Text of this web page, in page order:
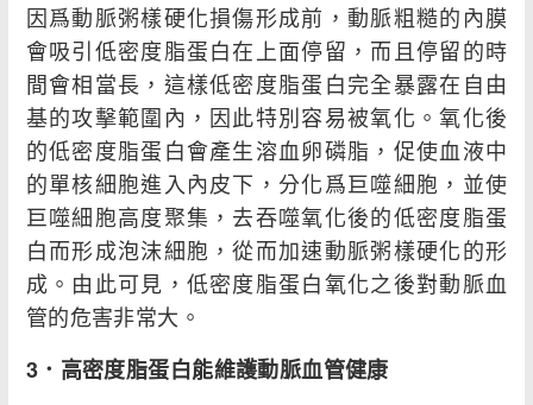
因爲動脈粥樣硬化損傷形成前，動脈粗糙的內膜
會吸引低密度脂蛋白在上面停留，而且停留的時
間會相當長，這樣低密度脂蛋白完全暴露在自由
基的攻擊範圍內，因此特別容易被氧化。氧化後
的低密度脂蛋白會產生溶血卵磷脂，促使血液中
的單核細胞進入內皮下，分化爲巨噬細胞，並使
巨噬細胞高度聚集，去吞噬氧化後的低密度脂蛋
白而形成泡沫細胞，從而加速動脈粥樣硬化的形
成。由此可見，低密度脂蛋白氧化之後對動脈血
管的危害非常大。
3 ．高密度脂蛋白能維護動脈血管健康